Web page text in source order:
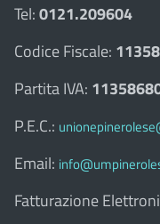
Tel:0121.209604
Codice Fiscale:
Partita IVA:
P.E.C.:
Email:
Fatturazione